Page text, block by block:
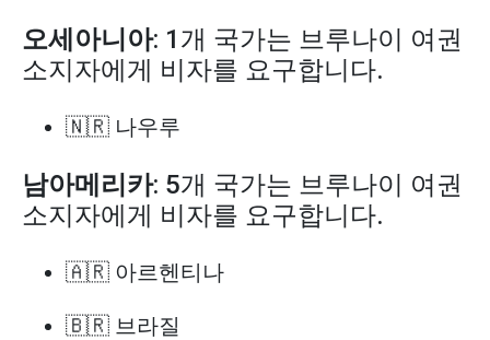
오세아니아: 1개 국가는 브루나이 여권
소지자에게 비자를 요구합니다.
🇳🇷 나우루
남아메리카: 5개 국가는 브루나이 여권
소지자에게 비자를 요구합니다.
🇦🇷 아르헨티나
🇧🇷 브라질